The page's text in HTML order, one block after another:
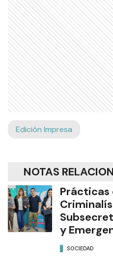
Edición Impresa
NOTAS
Prácticas
y
SOCIEDAD